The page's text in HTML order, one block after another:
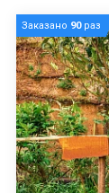
Заказано 90раз